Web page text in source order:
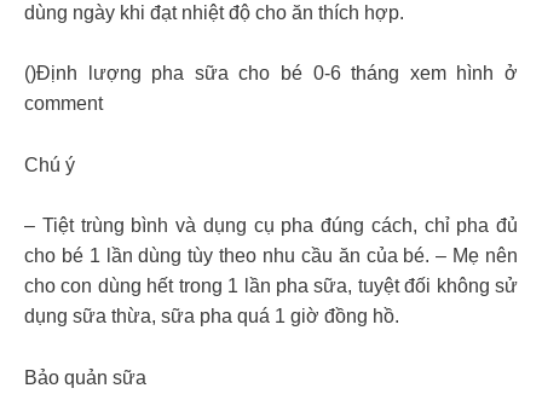
dùng ngày khi đạt nhiệt độ cho ăn thích hợp.
()Định lượng pha sữa cho bé 0-6 tháng xem hình ở
comment
Chú ý
– Tiệt trùng bình và dụng cụ pha đúng cách, chỉ pha đủ
cho bé 1 lần dùng tùy theo nhu cầu ăn của bé. – Mẹ nên
cho con dùng hết trong 1 lần pha sữa, tuyệt đối không sử
dụng sữa thừa, sữa pha quá 1 giờ đồng hồ.
Bảo quản sữa